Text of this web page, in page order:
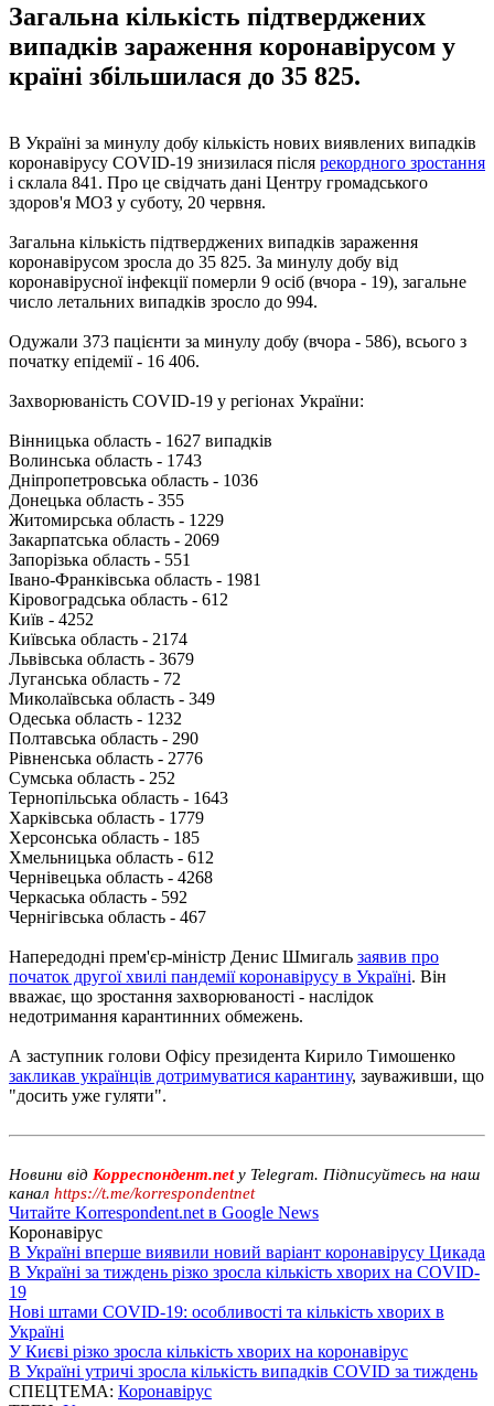
Загальна кількість підтверджених
випадків зараження коронавірусом у
країні збільшилася до 35 825.
В Україні за минулу добу кількість нових виявлених випадків
коронавірусу COVID-19 знизилася після рекордного зростання
і склала 841. Про це свідчать дані Центру громадського
здоров'я МОЗ у суботу, 20 червня.
Загальна кількість підтверджених випадків зараження
коронавірусом зросла до 35 825. За минулу добу від
коронавірусної інфекції померли 9 осіб (вчора - 19), загальне
число летальних випадків зросло до 994.
Одужали 373 пацієнти за минулу добу (вчора - 586), всього з
початку епідемії - 16 406.
Захворюваність COVID-19 у регіонах України:
Вінницька область - 1627 випадків
Волинська область - 1743
Дніпропетровська область - 1036
Донецька область - 355
Житомирська область - 1229
Закарпатська область - 2069
Запорізька область - 551
Івано-Франківська область - 1981
Кіровоградська область - 612
Київ - 4252
Київська область - 2174
Львівська область - 3679
Луганська область - 72
Миколаївська область - 349
Одеська область - 1232
Полтавська область - 290
Рівненська область - 2776
Сумська область - 252
Тернопільська область - 1643
Харківська область - 1779
Херсонська область - 185
Хмельницька область - 612
Чернівецька область - 4268
Черкаська область - 592
Чернігівська область - 467
Напередодні прем'єр-міністр Денис Шмигаль заявив про
початок другої хвилі пандемії коронавірусу в Україні. Він
вважає, що зростання захворюваності - наслідок
недотримання карантинних обмежень.
А заступник голови Офісу президента Кирило Тимошенко
закликав українців дотримуватися карантину, зауваживши, що
"досить уже гуляти".
Новини від Корреспондент.netу Telegram. Підписуйтесь на наш
канал https://t.me/korrespondentnet
Читайте Korrespondent.net в Google News
Коронавірус
В Україні вперше виявили новий варіант коронавірусу Цикада
В Україні за тиждень різко зросла кількість хворих на COVID-
19
Нові штами COVID-19: особливості та кількість хворих в
Україні
У Києві різко зросла кількість хворих на коронавірус
В Україні утричі зросла кількість випадків COVID за тиждень
СПЕЦТЕМА: Коронавірус